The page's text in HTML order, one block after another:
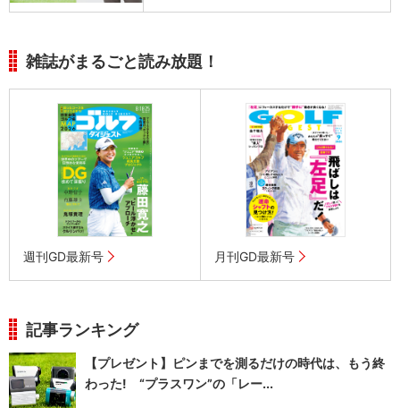
雑誌がまるごと読み放題！
週刊GD最新号 月刊GD最新号
記事ランキング
【プレゼント】ピンまでを測るだけの時代は、もう終
わった! “プラスワン”の「レー...